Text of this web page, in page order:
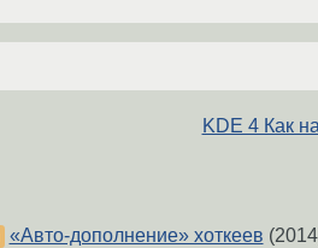
KDE 4 Как
«Авто-дополнение» хоткеев